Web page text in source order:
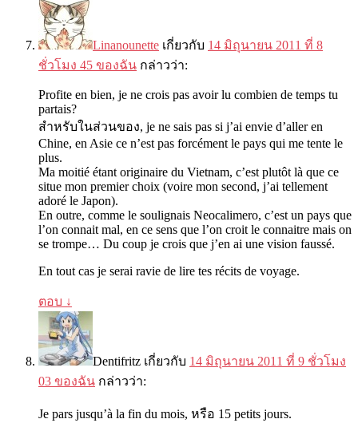
Linanounette เกี่ยวกับ 14 มิถุนายน 2011 ที่ 8
ชั่วโมง 45 ของฉัน กล่าวว่า:
Profite en bien, je ne crois pas avoir lu combien de temps tu
partais?
สำหรับในส่วนของ, je ne sais pas si j’ai envie d’aller en
Chine, en Asie ce n’est pas forcément le pays qui me tente le
plus.
Ma moitié étant originaire du Vietnam, c’est plutôt là que ce
situe mon premier choix (voire mon second, j’ai tellement
adoré le Japon).
En outre, comme le soulignais Neocalimero, c’est un pays que
l’on connait mal, en ce sens que l’on croit le connaitre mais on
se trompe… Du coup je crois que j’en ai une vision faussé.
En tout cas je serai ravie de lire tes récits de voyage.
ตอบ ↓
Dentifritz เกี่ยวกับ 14 มิถุนายน 2011 ที่ 9 ชั่วโมง
03 ของฉัน กล่าวว่า:
Je pars jusqu’à la fin du mois, หรือ 15 petits jours.